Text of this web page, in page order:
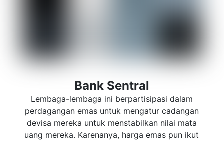
Bank Sentral
Lembaga-lembaga ini berpartisipasi dalam
perdagangan emas untuk mengatur cadangan
devisa mereka untuk menstabilkan nilai mata
uang mereka. Karenanya, harga emas pun ikut